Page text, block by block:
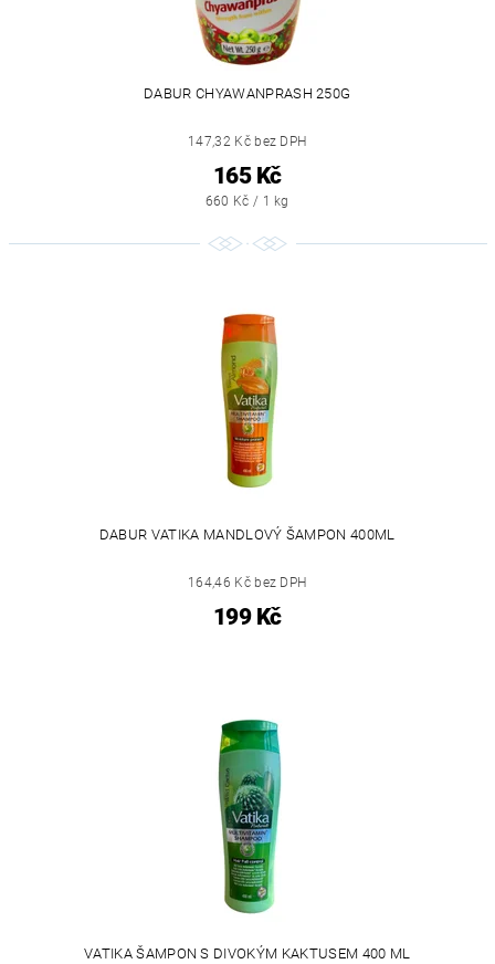
DABUR CHYAWANPRASH 250G
147,32 Kč bez DPH
165 Kč
660 Kč / 1 kg
DABUR VATIKA MANDLOVÝ ŠAMPON 400ML
164,46 Kč bez DPH
199 Kč
VATIKA ŠAMPON S DIVOKÝM KAKTUSEM 400 ML